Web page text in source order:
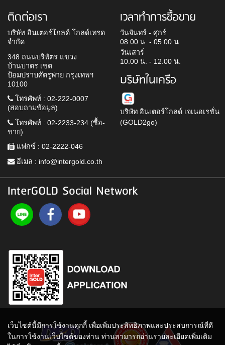
ติดต่อเรา
บริษัท อินเตอร์โกลด์ โกลด์เทรด
จำกัด
348 ถนนบริพัตร แขวง
บ้านบาตร เขต
ป้อมปราบศัตรูพ่าย กรุงเทพฯ
10100
โทรศัพท์ : 02-222-0007
(สอบถามข้อมูล)
โทรศัพท์ : 02-2233-234 (ซื้อ-
ขาย)
แฟกซ์ : 02-2222-046
อีเมล : info@intergold.co.th
เวลาทำการซื้อขาย
วันจันทร์ - ศุกร์
08.00 น. - 05.00 น.
วันเสาร์
10.00 น. - 12.00 น.
บริษัทในเครือ
บริษัท อินเตอร์โกลด์ เจเนอเรชั่น
(GOLD2go)
InterGOLD Social Network
เว็บไซต์นี้มีการใช้งานคุกกี้ เพื่อเพิ่มประสิทธิภาพและประสบการณ์ที่ดี
ในการใช้งานเว็บไซต์ของท่าน ท่านสามารถอ่านรายละเอียดเพิ่มเติม